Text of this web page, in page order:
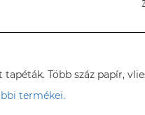
Több száz papír,
termékei.